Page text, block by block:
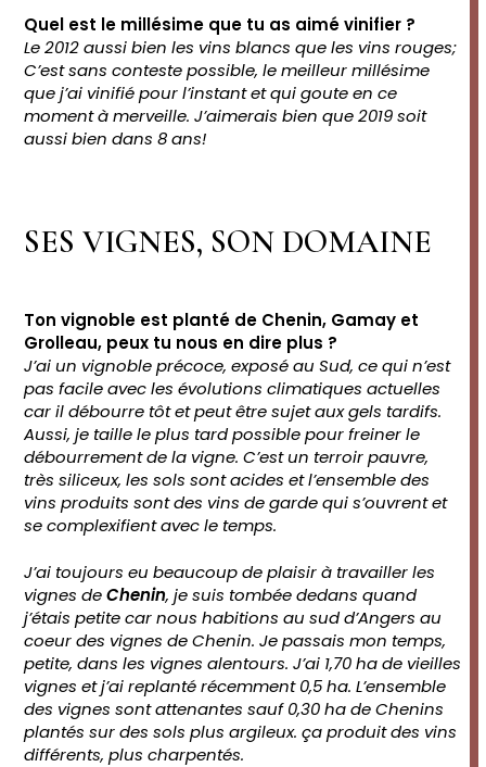
Quel est le millésime que tu as aimé vinifier ?
Le 2012 aussi bien les vins blancs que les vins rouges;
C’est sans conteste possible, le meilleur millésime
que j’ai vinifié pour l’instant et qui goute en ce
moment à merveille. J’aimerais bien que 2019 soit
aussi bien dans 8 ans!
SES VIGNES, SON DOMAINE
Ton vignoble est planté de Chenin, Gamay et
Grolleau, peux tu nous en dire plus ?
J’ai un vignoble précoce, exposé au Sud, ce qui n’est
pas facile avec les évolutions climatiques actuelles
car il débourre tôt et peut être sujet aux gels tardifs.
Aussi, je taille le plus tard possible pour freiner le
débourrement de la vigne. C’est un terroir pauvre,
très siliceux, les sols sont acides et l’ensemble des
vins produits sont des vins de garde qui s’ouvrent et
se complexifient avec le temps.
J’ai toujours eu beaucoup de plaisir à travailler les
vignes deChenin, je suis tombée dedans quand
j’étais petite car nous habitions au sud d’Angers au
coeur des vignes de Chenin. Je passais mon temps,
petite, dans les vignes alentours. J’ai 1,70 ha de vieilles
vignes et j’ai replanté récemment 0,5 ha. L’ensemble
des vignes sont attenantes sauf 0,30 ha de Chenins
plantés sur des sols plus argileux. ça produit des vins
différents, plus charpentés.